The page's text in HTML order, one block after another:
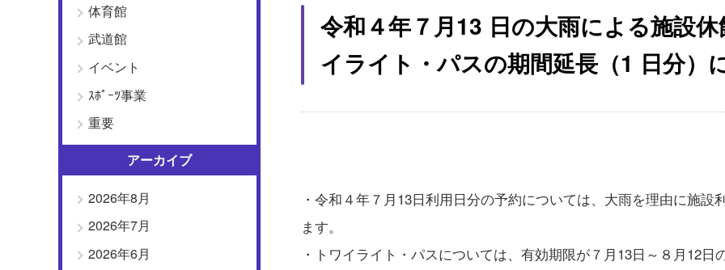
令和４年７月13 日の大雨による施設
イライト・パスの期間延長（1 日分）
・令和４年７月13日利用日分の予約については、大雨を理由に施
ます。
・トワイライト・パスについては、有効期限が７月13日～８月12日
体育館
武道館
イベント
ｽﾎﾟｰﾂ事業
重要
アーカイブ
2026年8月
2026年7月
2026年6月